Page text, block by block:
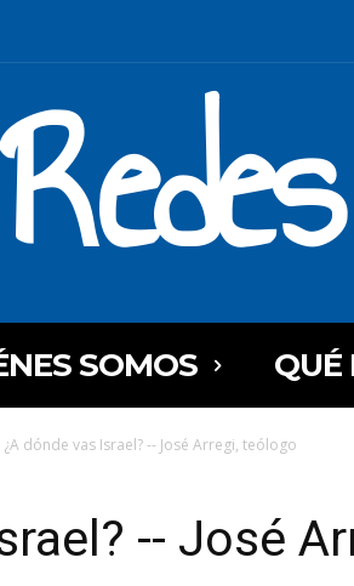
SOMOS QUÉ
¿A dónde vas Israel? -- José Arregi, teólogo
-- José